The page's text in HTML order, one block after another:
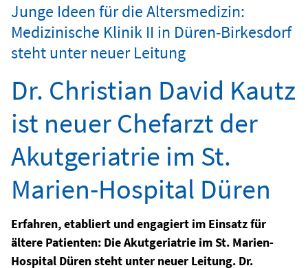
Junge Ideen für die Altersmedizin:
Medizinische Klinik II in Düren-Birkesdorf
steht unter neuer Leitung
Dr. Christian David Kautz
ist neuer Chefarzt der
Akutgeriatrie im St.
Marien-Hospital Düren
Erfahren, etabliert und engagiert im Einsatz für
ältere Patienten: Die Akutgeriatrie im St. Marien-
Hospital Düren steht unter neuer Leitung. Dr.